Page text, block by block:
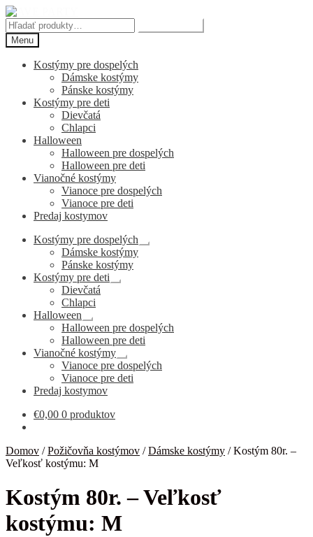
Preskočiť
na
navigáciu
Preskočiť
na
obsah
Hľadať:
Menu
Kostýmy pre dospelých
Dámske kostýmy
Pánske kostýmy
Kostýmy pre deti
Dievčatá
Chlapci
Halloween
Halloween pre dospelých
Halloween pre deti
Vianočné kostýmy
Vianoce pre dospelých
Vianoce pre deti
Predaj kostymov
Kostýmy pre dospelých
Rozbaliť
Dámske kostýmy
Pánske kostýmy
Kostýmy pre deti
Rozbaliť
Dievčatá
Chlapci
Halloween
Rozbaliť
podradené
menu
Halloween pre dospelých
Halloween pre deti
Vianočné kostýmy
Rozbaliť
podradené
menu
Vianoce pre dospelých
Vianoce pre deti
Predaj kostymov
€0,00 0 produktov
Domov /Požičovňa kostýmov /Dámske kostýmy /Kostým 80r. –
Veľkosť kostýmu: M
Kostým 80r. – Veľkosť
kostýmu: M